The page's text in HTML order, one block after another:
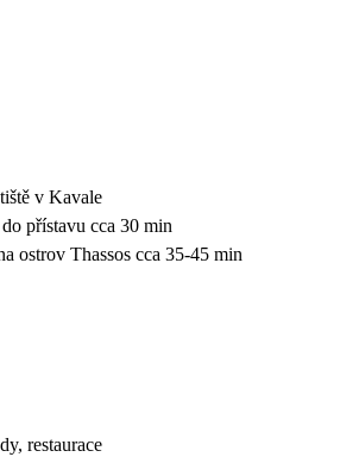
v Kavale
přístavu cca 30 min
ostrov Thassos cca 35-45 min
restaurace